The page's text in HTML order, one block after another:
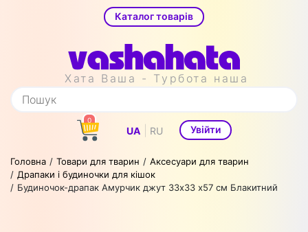
Каталог товарів
Хата Ваша - Турбота наша
0
UA RU Увійти
Головна Товари для тварин
Аксесуари для тварин
Драпаки і будиночки для кішок
Будиночок-драпак Амурчик джут 33х33 х57 см Блакитний